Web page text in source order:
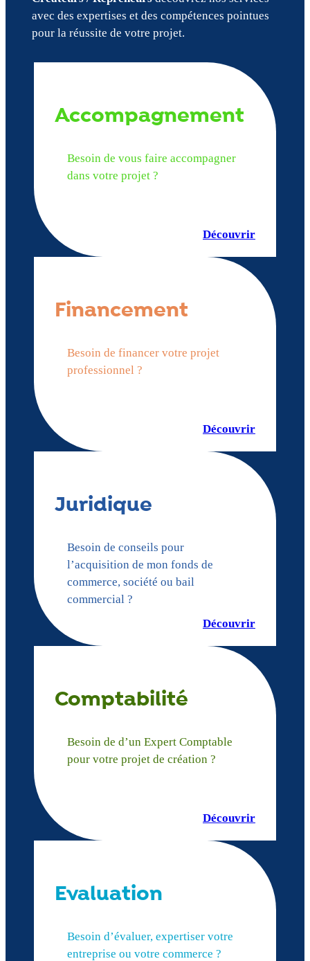
avec des expertises et des compétences pointues
pour la réussite de votre projet.
Accompagnement
Besoin de vous faire accompagner
dans votre projet ?
Découvrir
Financement
Besoin de financer votre projet
professionnel ?
Découvrir
Juridique
Besoin de conseils pour
l’acquisition de mon fonds de
commerce, société ou bail
commercial ?
Découvrir
Comptabilité
Besoin de d’un Expert Comptable
pour votre projet de création ?
Découvrir
Evaluation
Besoin d’évaluer, expertiser votre
entreprise ou votre commerce ?